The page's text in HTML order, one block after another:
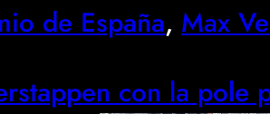
de España, Max
con la pole